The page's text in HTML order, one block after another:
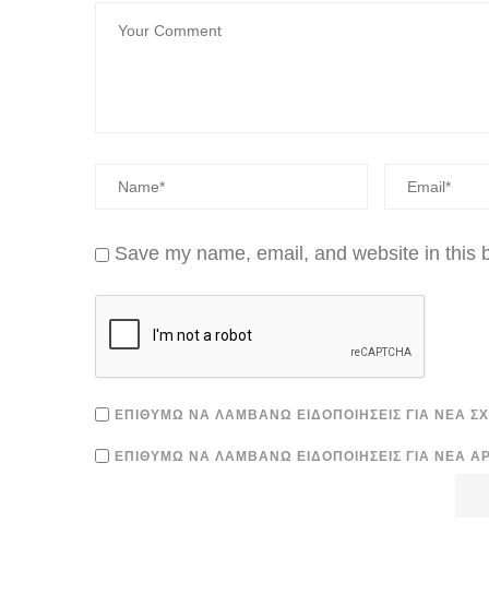
Save my name, email, and website in this
ΕΠΙΘΥΜΏ ΝΑ ΛΑΜΒΆΝΩ ΕΙΔΟΠΟΙΉΣΕΙΣ ΓΙΑ ΝΈΑ
ΕΠΙΘΥΜΏ ΝΑ ΛΑΜΒΆΝΩ ΕΙΔΟΠΟΙΉΣΕΙΣ ΓΙΑ ΝΈΑ